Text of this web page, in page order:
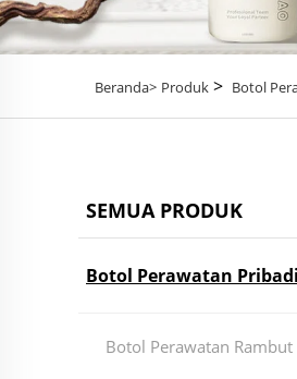
Beranda> Produk > Botol
SEMUA PRODUK
Botol Perawatan Pribadi
Botol Perawatan Rambut